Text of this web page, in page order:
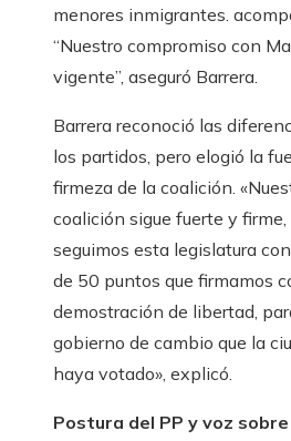
menores inmigrantes.
“Nuestro compromiso con
vigente”, aseguró Barrera.
Barrera reconoció las
los partidos, pero elogió la
firmeza de la coalición.
coalición sigue fuerte y firme,
seguimos esta legislatura
de 50 puntos que firmamos
demostración de libertad,
gobierno de cambio que la
haya votado», explicó.
Postura del PP y voz sobre